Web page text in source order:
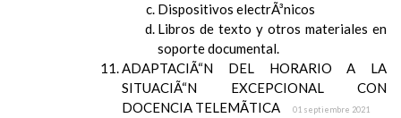
Dispositivos electrÃ³nicos
Libros de texto y otros materiales en
soporte documental.
ADAPTACIÃ“N DEL HORARIO A LA
SITUACIÃ“N EXCEPCIONAL CON
DOCENCIA TELEMÃTICA
01 septiembre 2021